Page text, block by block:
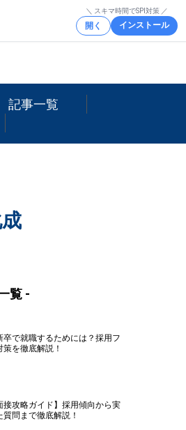
＼ スキマ時間でSPI対策 ／
開く インストール
記事一覧
覧 -
卒で就職するためには？採用フ
策を徹底解説！
接攻略ガイド】採用傾向から実
質問まで徹底解説！